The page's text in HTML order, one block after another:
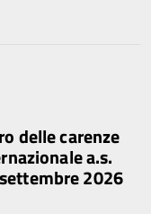
delle carenze
a.s.
2026